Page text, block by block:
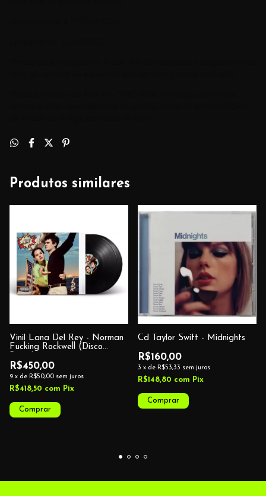
Produtos similares
Vinil Lana Del Rey - Norman
Fucking Rockwell (Disco
R$450,00
9 x de R$50,00 sem juros
R$418,50 com Pix
Cd Taylor Swift - Midnights
R$160,00
3 x de R$53,33 sem juros
R$148,80 com Pix